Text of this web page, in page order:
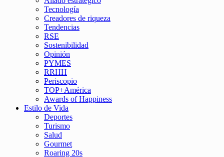
Tecnología
Creadores de riqueza
Tendencias
RSE
Sostenibilidad
Opinión
PYMES
RRHH
Periscopio
TOP+América
Awards of Happiness
Estilo de Vida
Deportes
Turismo
Salud
Gourmet
Roaring 20s